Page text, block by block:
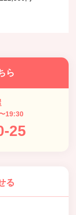
ら
19:30
25
る